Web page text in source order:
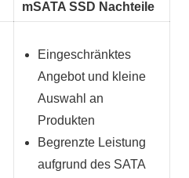
mSATA SSD Nachteile
Eingeschränktes
Angebot und kleine
Auswahl an
Produkten
Begrenzte Leistung
aufgrund des SATA